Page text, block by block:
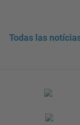
Todas las